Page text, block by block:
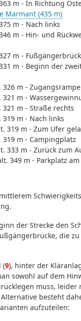
m - In Richtung
Marmant (435 m)
m - Nach links
m - Hin- und
m -
m - Beginn der
326 m -
321 m -
321 m - Straße rechts
319 m - Nach links
319 m - Zum Ufer
319 m - Campingplatz
333 m - Zurück zum
349 m - Parkplatz
der Strecke den
die
(9), hinter der
sowohl auf dem
muss, leider
besteht
aufzuteilen: